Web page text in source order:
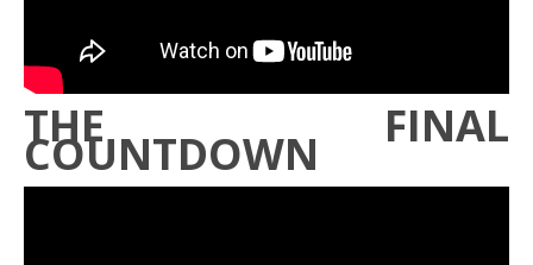
THE FINAL
COUNTDOWN